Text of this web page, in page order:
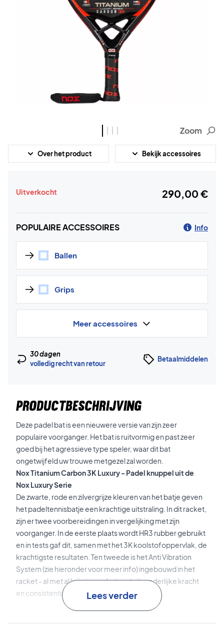
Zoom
Over het product Bekijk accessoires
Uitverkocht 290,00 €
POPULAIRE ACCESSOIRES Info
Ballen
Grips
Meer accessoires
30 dagen
volledig recht van retour
Betaalmiddelen
PRODUCTBESCHRIJVING
Deze padel bat is een nieuwere versie van zijn zeer
populaire voorganger. Het bat is ruitvormig en past zeer
goed bij het agressieve type speler, waar dit bat
ongetwijfeld uw trouwe metgezel zal worden.
Nox Titanium Carbon 3K Luxury - Padel knuppel uit de
Nox Luxury Serie
De zwarte, rode en zilvergrijze kleuren van het batje geven
het padeltennisbatje een krachtige uitstraling. In dit racket,
zijn er twee voorbereidingen in vergelijking met zijn
voorganger. In de eerste plaats wordt HR3 rubber gebruikt
en in tests gaf dit, samen met het 3K koolstofoppervlak, de
krachtigste resultaten. Ten tweede is het Anti Vibration
System (zie hieronder voor meer info) ingebouwd in het
racket - al met al krijg je een bat met uitzonderlijke kracht
en consistentie.
Lees verder